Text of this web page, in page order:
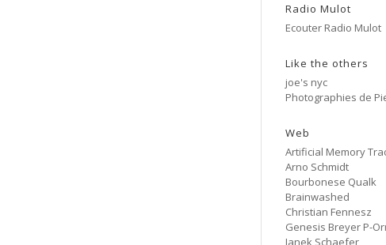
Landscapes
#82 Pascal Le Gall
#81 Ectoplasm Girls
Cancer
Untitled
#79 Untitled
Protest Music
#78 Ornament
Radio Mulot
Ecouter Radio Mulot
Like the others
joe's nyc
Photographies de
Web
Artificial Memory
Arno Schmidt
Bourbonese Qualk
Brainwashed
Christian Fennesz
Genesis Breyer P-
Janek Schaefer